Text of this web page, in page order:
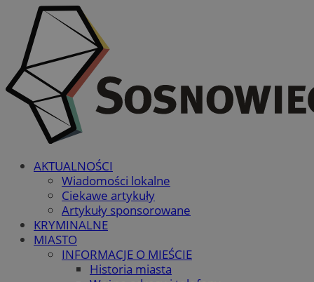
AKTUALNOŚCI
Wiadomości lokalne
Ciekawe artykuły
Artykuły sponsorowane
KRYMINALNE
MIASTO
INFORMACJE O MIEŚCIE
Historia miasta